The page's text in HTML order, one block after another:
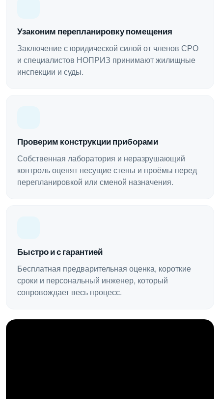
Узаконим перепланировку помещения
Заключение с юридической силой от членов СРО
и специалистов НОПРИЗ принимают жилищные
инспекции и суды.
Проверим конструкции приборами
Собственная лаборатория и неразрушающий
контроль оценят несущие стены и проёмы перед
перепланировкой или сменой назначения.
Быстро и с гарантией
Бесплатная предварительная оценка, короткие
сроки и персональный инженер, который
сопровождает весь процесс.